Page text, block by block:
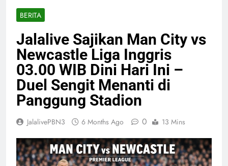
BERITA
Jalalive Sajikan Man City vs
Newcastle Liga Inggris
03.00 WIB Dini Hari Ini –
Duel Sengit Menanti di
Panggung Stadion
JalalivePBN3 6 Months Ago 0 13 Mins